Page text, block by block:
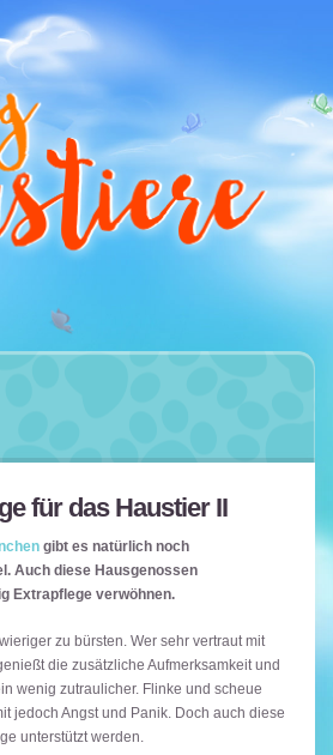
für das Haustier II
gibt es natürlich noch
Auch diese Hausgenossen
Extrapflege verwöhnen.
zu bürsten. Wer sehr vertraut mit
die zusätzliche Aufmerksamkeit und
wenig zutraulicher. Flinke und scheue
jedoch Angst und Panik. Doch auch diese
unterstützt werden.